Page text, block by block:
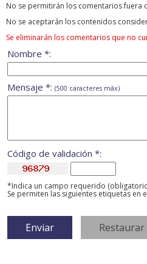
No se permitirán los comentarios fuera
No se aceptarán los contenidos
Se eliminarán los comentarios que no
Nombre *:
Mensaje *: (500 caracteres máx)
Código de validación *:
*Indica un campo requerido
Se permiten las siguientes etiquetas en